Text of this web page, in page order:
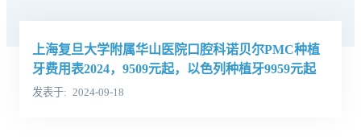
上海复旦大学附属华山医院口腔科诺贝尔PMC种植
牙费用表2024，9509元起，以色列种植牙9959元起
发表于 2024-09-18